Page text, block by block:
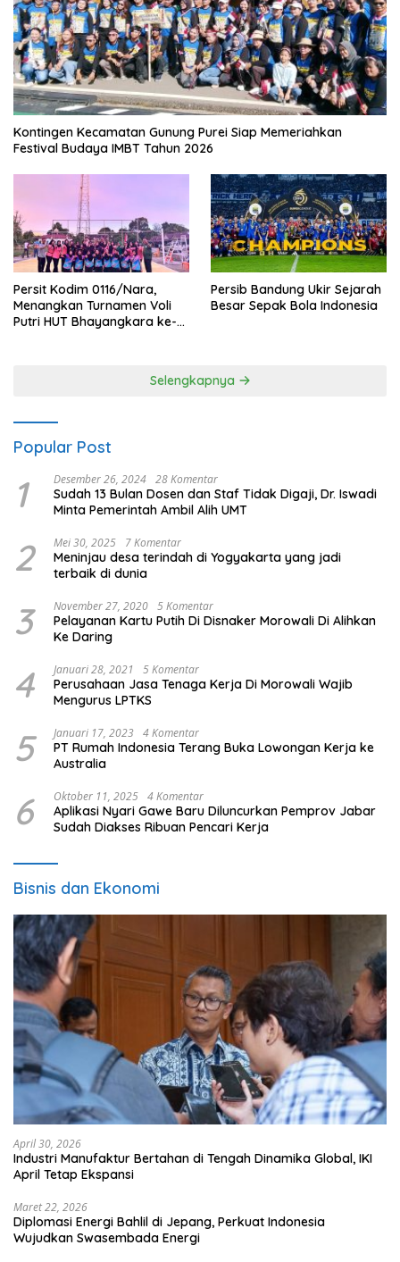
Kontingen Kecamatan Gunung Purei Siap Memeriahkan
Festival Budaya IMBT Tahun 2026
Persit Kodim 0116/Nara,
Menangkan Turnamen Voli
Putri HUT Bhayangkara ke-
Persib Bandung Ukir Sejarah
Besar Sepak Bola Indonesia
Selengkapnya
Popular Post
1 Desember 26, 2024 28 Komentar
Sudah 13 Bulan Dosen dan Staf Tidak Digaji, Dr. Iswadi
Minta Pemerintah Ambil Alih UMT
2 Mei 30, 2025 7 Komentar
Meninjau desa terindah di Yogyakarta yang jadi
terbaik di dunia
3 November 27, 2020 5 Komentar
Pelayanan Kartu Putih Di Disnaker Morowali Di Alihkan
Ke Daring
4 Januari 28, 2021 5 Komentar
Perusahaan Jasa Tenaga Kerja Di Morowali Wajib
Mengurus LPTKS
5 Januari 17, 2023 4 Komentar
PT Rumah Indonesia Terang Buka Lowongan Kerja ke
Australia
6 Oktober 11, 2025 4 Komentar
Aplikasi Nyari Gawe Baru Diluncurkan Pemprov Jabar
Sudah Diakses Ribuan Pencari Kerja
Bisnis dan Ekonomi
April 30, 2026
Industri Manufaktur Bertahan di Tengah Dinamika Global, IKI
April Tetap Ekspansi
Maret 22, 2026
Diplomasi Energi Bahlil di Jepang, Perkuat Indonesia
Wujudkan Swasembada Energi